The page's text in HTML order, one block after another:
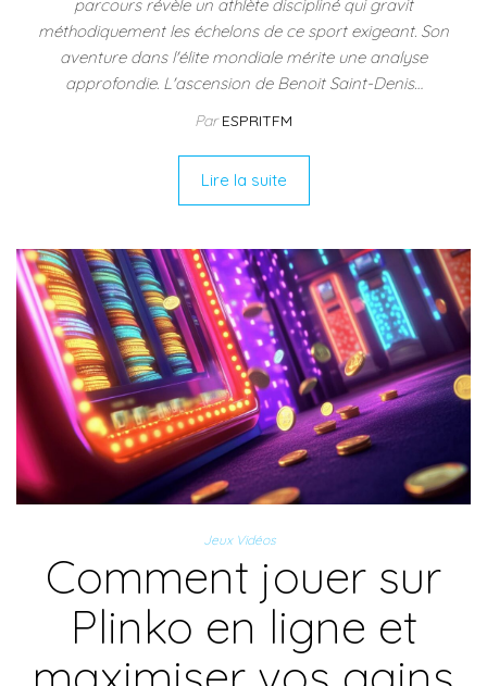
parcours révèle un athlète discipliné qui gravit
méthodiquement les échelons de ce sport exigeant. Son
aventure dans l'élite mondiale mérite une analyse
approfondie. L'ascension de Benoit Saint-Denis…
ParESPRITFM
Lire la suite
Jeux Vidéos
Comment jouer sur
Plinko en ligne et